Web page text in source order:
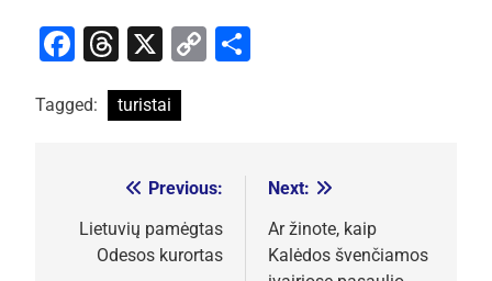
Facebook
Threads
X
Copy
Tagged: turistai
Navigacija
tarp
Previous:
Lietuvių pamėgtas
Odesos kurortas
Next:
Ar žinote, kaip
Kalėdos švenčiamos